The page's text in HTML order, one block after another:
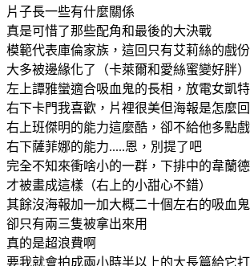
片子長一些有什麼關係
真是可惜了那些配角和最後的大決戰
模範代表庫倫家族，這回只有艾莉絲的戲
大多被邊緣化了（卡萊爾和愛絲蜜變好胖）
左上譚雅蠻適合吸血鬼的長相，放電女凱
右下卡門我喜歡，片裡很美但海報是怎麼回
右上班傑明的能力這麼酷，卻不給他多點
右下薩菲娜的能力.....恩，別提了吧
完全不知來衝啥小的一群，下排中的韋蘭
才被畫成這樣（右上的小甜心不錯）
其餘沒海報加一加大概二十個左右的吸血鬼
卻只有兩三隻被拿出來用
真的是超浪費啊
要我就會拍成兩小時半以上的大長篇給它